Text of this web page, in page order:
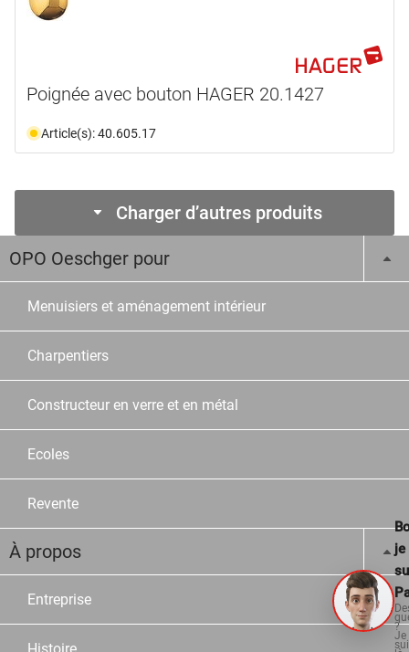
Poignée avec bouton HAGER 20.1427
Article(s): 40.605.17
Charger d’autres produits
OPO Oeschger pour
Menuisiers et aménagement intérieur
Charpentiers
Constructeur en verre et en métal
Ecoles
Revente
À propos
Entreprise
je
?
Je